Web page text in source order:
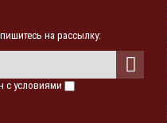
на рассылку:
с условиями